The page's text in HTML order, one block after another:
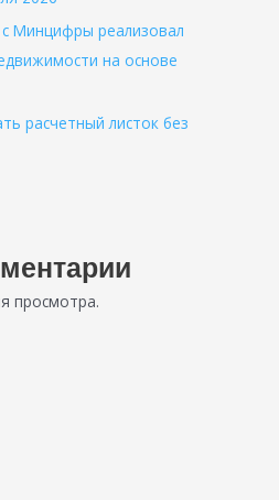
Минцифры реализовал
на основе
расчетный листок без
просмотра.